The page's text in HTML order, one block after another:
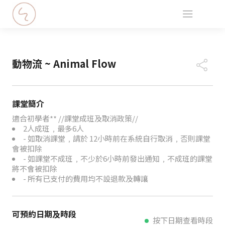
動物流 ~ Animal Flow
課堂簡介
適合初學者** //課堂成班及取消政策//
2人成班﹐最多6人
- 如取消課堂﹐請於 12小時前在系統自行取消﹐否則課堂
會被扣除
- 如課堂不成班﹐不少於6小時前發出通知﹐不成班的課堂
將不會被扣除
- 所有已支付的費用均不設退款及轉讓
可預約日期及時段 按下日期查看時段